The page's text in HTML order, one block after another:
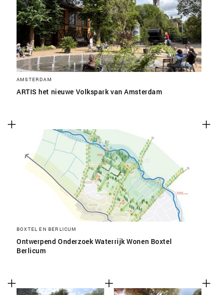
AMSTERDAM
ARTIS het nieuwe Volkspark van Amsterdam
BOXTEL EN BERLICUM
Ontwerpend Onderzoek Waterrijk Wonen Boxtel
Berlicum
SLA VOORKEUREN OP